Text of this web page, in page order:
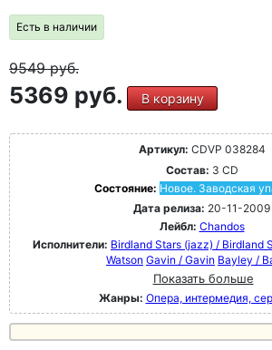
Есть в наличии
9549руб.
5369 руб. В корзину
Артикул: CDVP 038284
Состав: 3 CD
Состояние: Новое. Заводская
Дата релиза: 20-11-2009
Лейбл: Chandos
Исполнители: Birdland Stars (jazz) / Birdland
Watson Gavin / Gavin Bayley /
Показать больше
Жанры: Опера, интермедия,